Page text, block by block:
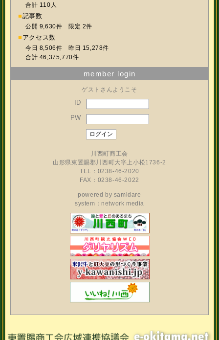
合計 110人
■記事数
公開 9,630件 限定 2件
■ アクセス数
今日 8,506件 昨日 15,278件
合計 46,375,770件
member login
ゲストさんようこそ
ID
PW
川西町商工会
山形県東置賜郡川西町大字上小松1736-2
TEL：0238-46-2020
FAX：0238-46-2022
powered by samidare
system：network media